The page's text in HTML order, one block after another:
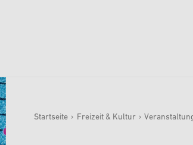
Sie sind hier:
Startseite › Freizeit & Kultur ›